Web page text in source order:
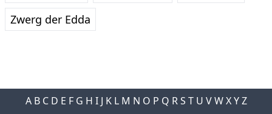
Zwerg der Edda
A B C D E F G H I J K L M N O P Q R S T U V W X Y Z